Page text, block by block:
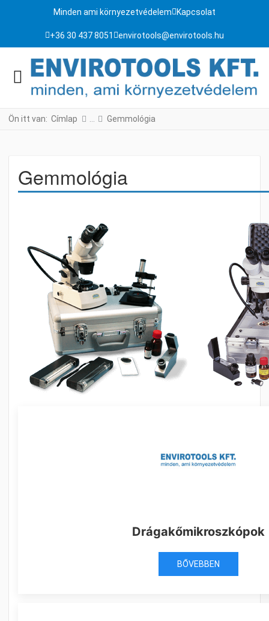
Minden ami környezetvédelem Kapcsolat
+36 30 437 8051 envirotools@envirotools.hu
Ön itt van: Címlap Gemmológia
Gemmológia
Drágakőmikroszkópok
BŐVEBBEN